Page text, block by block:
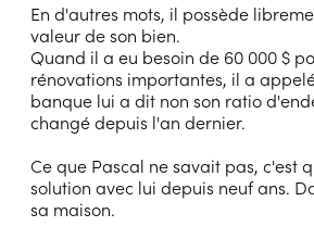
En d'autres mots, il possède
valeur de son bien.
Quand il a eu besoin de 60 000 $
rénovations importantes, il a
banque lui a dit non son ratio
changé depuis l'an dernier.
Ce que Pascal ne savait pas, c'est
solution avec lui depuis neuf ans.
sa maison.